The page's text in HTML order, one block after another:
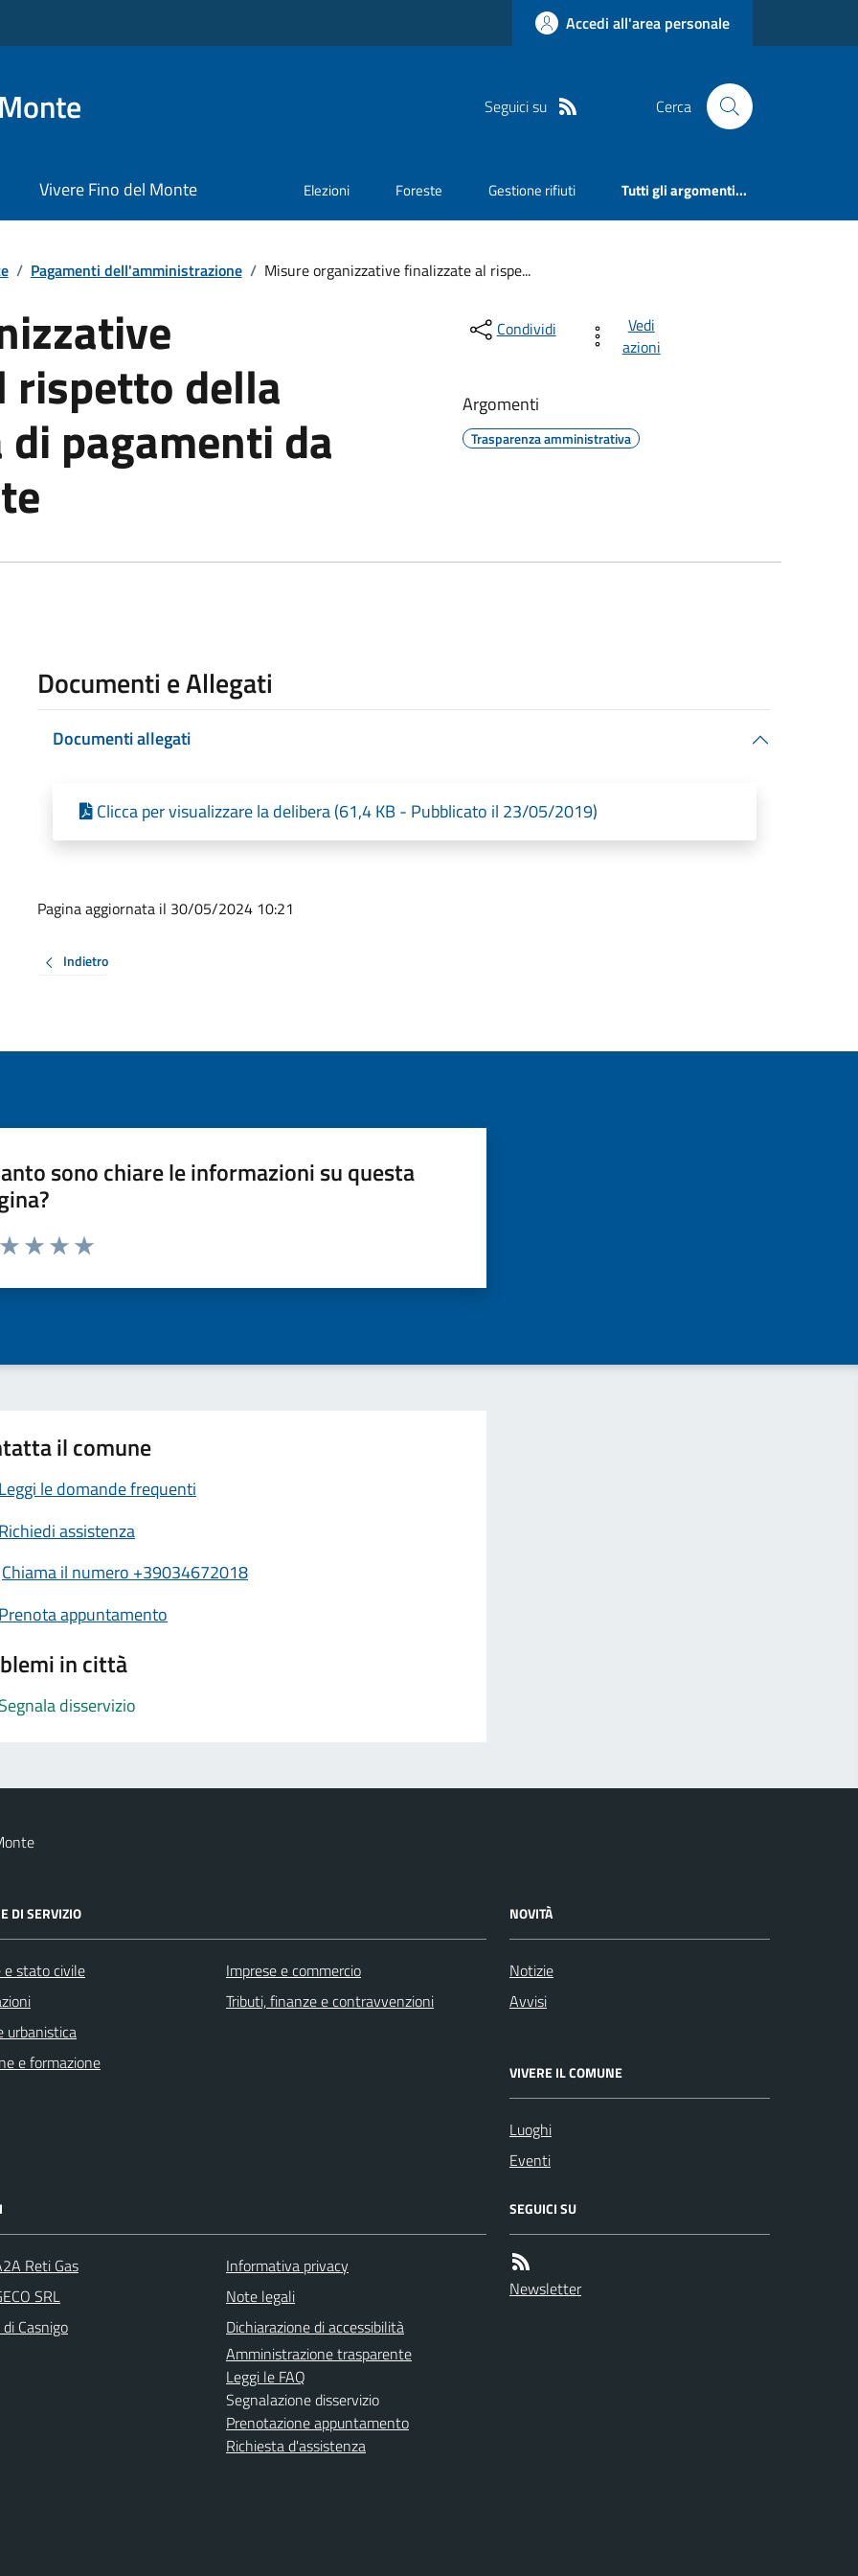
Accedi all'area personale
Seguici su Cerca
Vivere Fino del Monte Elezioni Foreste Gestione rifiuti Tutti gli argomenti...
/ Pagamenti dell'amministrazione / Misure organizzative finalizzate al rispe...
rispetto della
pagamenti da
Condividi
Vedi
azioni
Argomenti
Trasparenza amministrativa
Documenti e Allegati
Documenti allegati
Clicca per visualizzare la delibera (61,4 KB - Pubblicato il 23/05/2019)
Pagina aggiornata il 30/05/2024 10:21
Indietro
sono chiare le informazioni su questa
da 1 a 5 stelle la pagina
il comune
Leggi le domande frequenti
Richiedi assistenza
Chiama il numero +39034672018
Prenota appuntamento
in città
Segnala disservizio
DI SERVIZIO
e stato civile
urbanistica
e formazione
Imprese e commercio
Tributi, finanze e contravvenzioni
NOVITÀ
Notizie
Avvisi
VIVERE IL COMUNE
Luoghi
Eventi
Reti Gas
SRL
Casnigo
Informativa privacy
Note legali
Dichiarazione di accessibilità
Amministrazione trasparente
Leggi le FAQ
Segnalazione disservizio
Prenotazione appuntamento
Richiesta d'assistenza
SEGUICI SU
Newsletter